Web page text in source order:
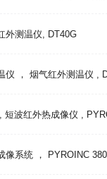
外测温仪, DT40G
仪 ， 烟气红外测温仪 ,
短波红外热成像仪 ,
像系统 ， PYROINC